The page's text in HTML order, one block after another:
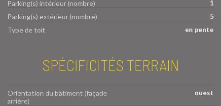
Parking(s) intérieur (nombre)
1
Parking(s) extérieur (nombre)
5
Type de toit
en pente
SPÉCIFICITÉS TERRAIN
Orientation du bâtiment (façade
arrière)
ouest